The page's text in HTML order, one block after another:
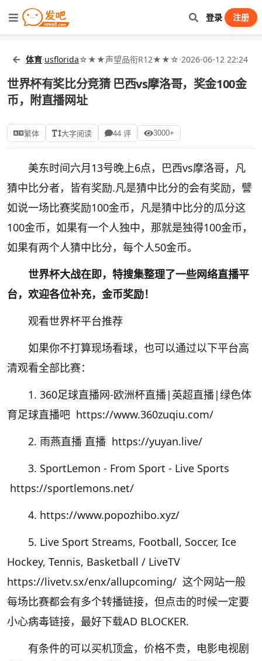
登录 注册
体育·usflorida☆★★声望品衔R12★★☆·2026-06-12 22:24
世界杯有奖比分竞猜 巴西vs摩洛哥，奖金100金
币，附直播网址
繁体 大字阅读 44 评 3000+
美东时间六月13号晚上6点，巴西vs摩洛哥，凡
猜中比分者，皆有奖励.凡是猜中比分的会有奖励，譬
如说一场比赛奖励100金币，凡是猜中比分的瓜分这
100金币，如果有一个人独中，那就是独得100金币，
如果有两个人猜中比分，每个人50金币。
世界杯大战在即，特搜集整理了一些网络直播平
台，欢迎各位补充，金币奖励！
观看世界杯平台推荐
如果你不打算现场看球，也可以通过以下平台高
清观看全部比赛：
1. 360足球直播网-欧洲杯直播|英超直播|绿色体
育足球直播吧 https://www.360zuqiu.com/
2. 雨燕直播 直播 https://yuyan.live/
3. SportLemon - From Sport - Live Sports
https://sportlemons.net/
4. https://www.popozhibo.xyz/
5. Live Sport Streams, Football, Soccer, Ice
Hockey, Tennis, Basketball / LiveTV
https://livetv.sx/enx/allupcoming/ 这个网站一般
每场比赛都会有多个转播链接，但点击的时候一定要
小心病毒链接，最好下载AD BLOCKER.
有条件的可以买机顶盒，价格不贵，电影电视剧